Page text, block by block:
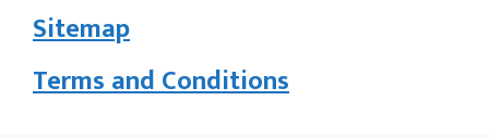
Sitemap
Terms and Conditions